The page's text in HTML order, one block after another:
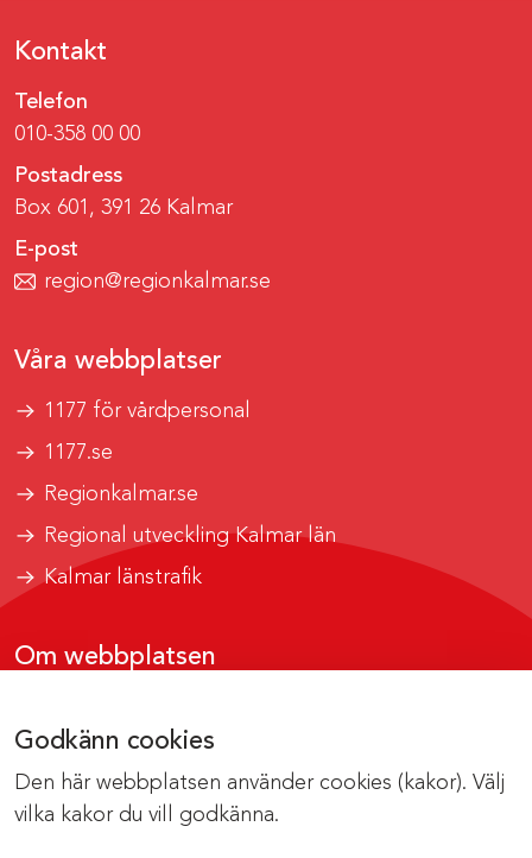
Godkänn cookies
Den här webbplatsen använder cookies (kakor). Välj
vilka kakor du vill godkänna.
Kontakt
Telefon
010-358 00 00
Postadress
Box 601, 391 26 Kalmar
E-post
region@regionkalmar.se
Våra webbplatser
1177 för vårdpersonal
1177.se
Regionkalmar.se
Regional utveckling Kalmar län
Kalmar länstrafik
Om webbplatsen
Om cookies
Kontakta webbredaktionen